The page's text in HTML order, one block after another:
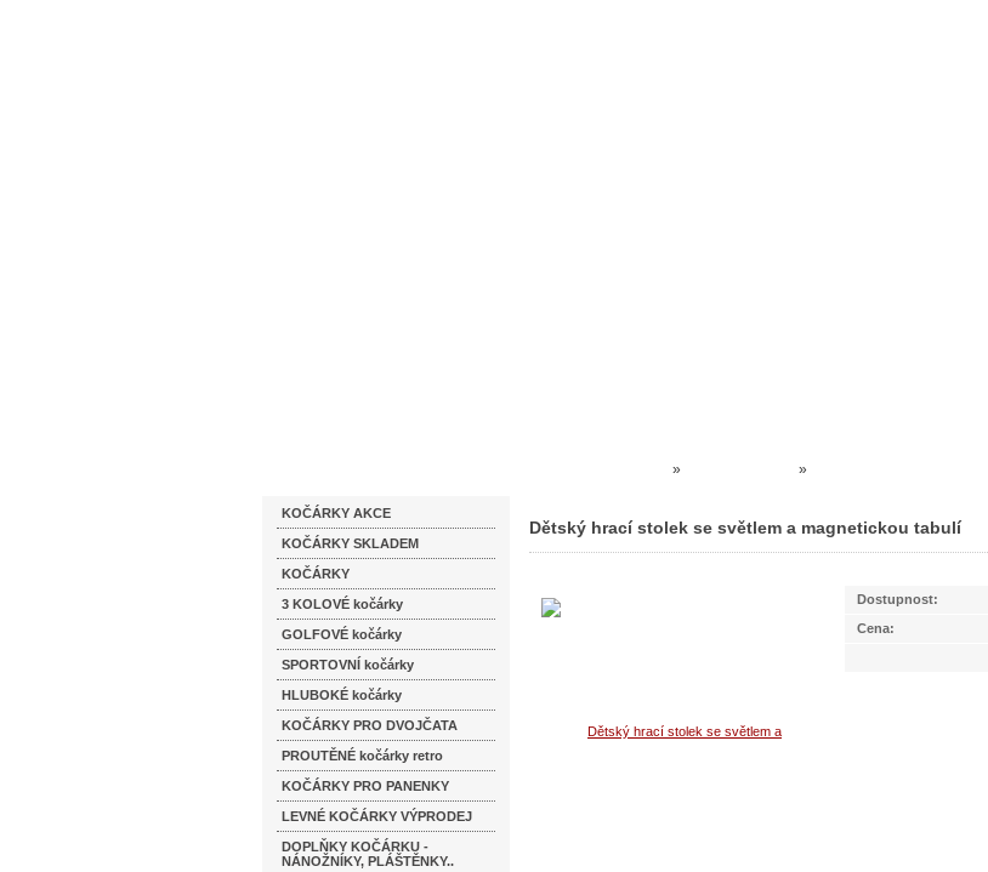
KOČÁRKY AKCE
KOČÁRKY SKLADEM
KOČÁRKY
3 KOLOVÉ kočárky
GOLFOVÉ kočárky
SPORTOVNÍ kočárky
HLUBOKÉ kočárky
KOČÁRKY PRO DVOJČATA
PROUTĚNÉ kočárky retro
KOČÁRKY PRO PANENKY
LEVNÉ KOČÁRKY VÝPRODEJ
DOPLŇKY KOČÁRKU -
NÁNOŽNÍKY, PLÁŠTĚNKY..
» »
Dětský hrací stolek se světlem a magnetickou tabulí
Dětský hrací stolek se světlem a magnetickou tabulí
Dostupnost:
Cena: